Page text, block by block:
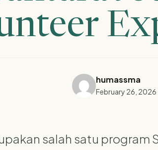
humassma
February 26, 2026
salah satu program